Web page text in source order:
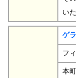
い
ゲ
フ
本町